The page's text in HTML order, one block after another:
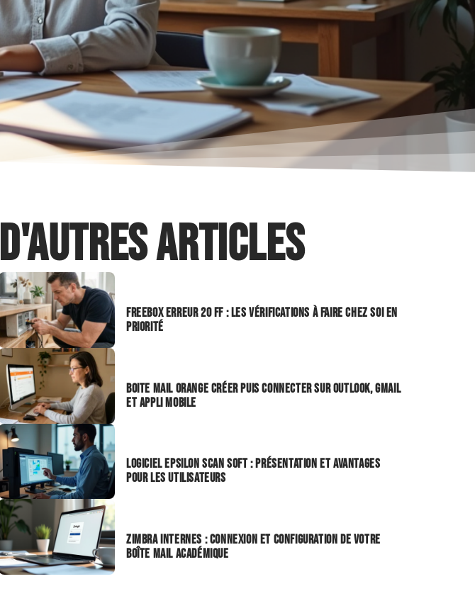
D'autres articles
Freebox erreur 20 FF : les vérifications à faire chez soi en
priorité
Boite mail Orange créer puis connecter sur Outlook, Gmail
et appli mobile
Logiciel Epsilon Scan Soft : présentation et avantages
pour les utilisateurs
Zimbra Internes : Connexion et configuration de votre
boîte mail académique